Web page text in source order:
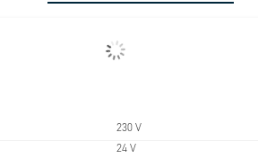
230 V
24 V